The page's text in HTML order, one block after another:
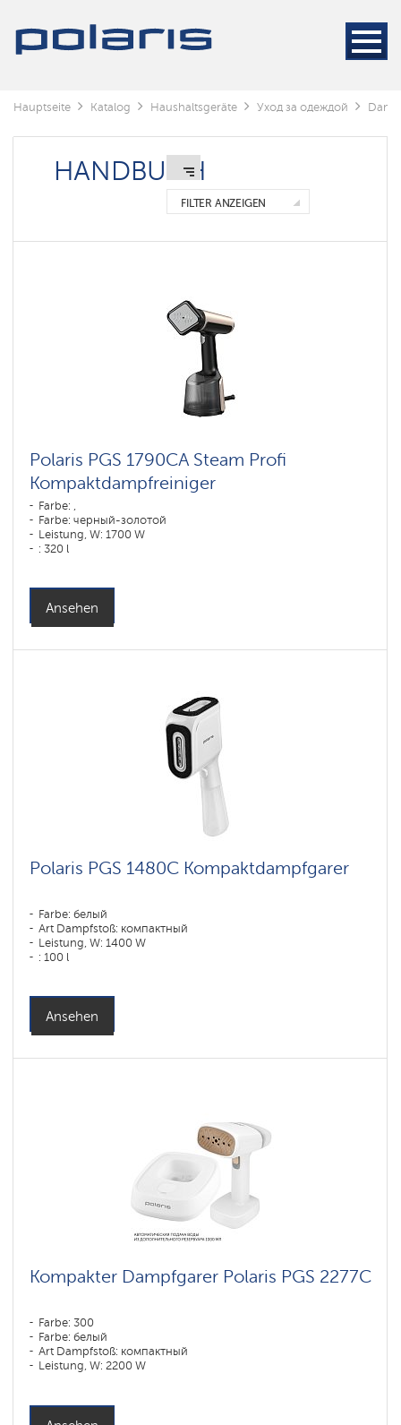
Hauptseite Katalog Haushaltsgeräte Уход за одеждой
HANDBUCH
FILTER ANZEIGEN
Polaris PGS 1790CA Steam Profi
Kompaktdampfreiniger
Farbe: ,
Farbe: черный-золотой
Leistung, W: 1700 W
: 320 l
Ansehen
Polaris PGS 1480C Kompaktdampfgarer
Farbe: белый
Art Dampfstoß: компактный
Leistung, W: 1400 W
: 100 l
Ansehen
Kompakter Dampfgarer Polaris PGS 2277C
Farbe: 300
Farbe: белый
Art Dampfstoß: компактный
Leistung, W: 2200 W
Dampfbürsten
Bodenständig
Handbuch